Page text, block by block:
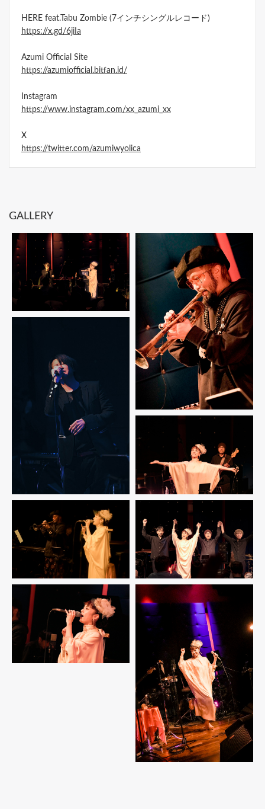
HERE feat.Tabu Zombie (7インチシングルレコード)
https://x.gd/6jiIa
Azumi Official Site
https://azumiofficial.bitfan.id/
Instagram
https://www.instagram.com/xx_azumi_xx
X
https://twitter.com/azumiwyolica
GALLERY